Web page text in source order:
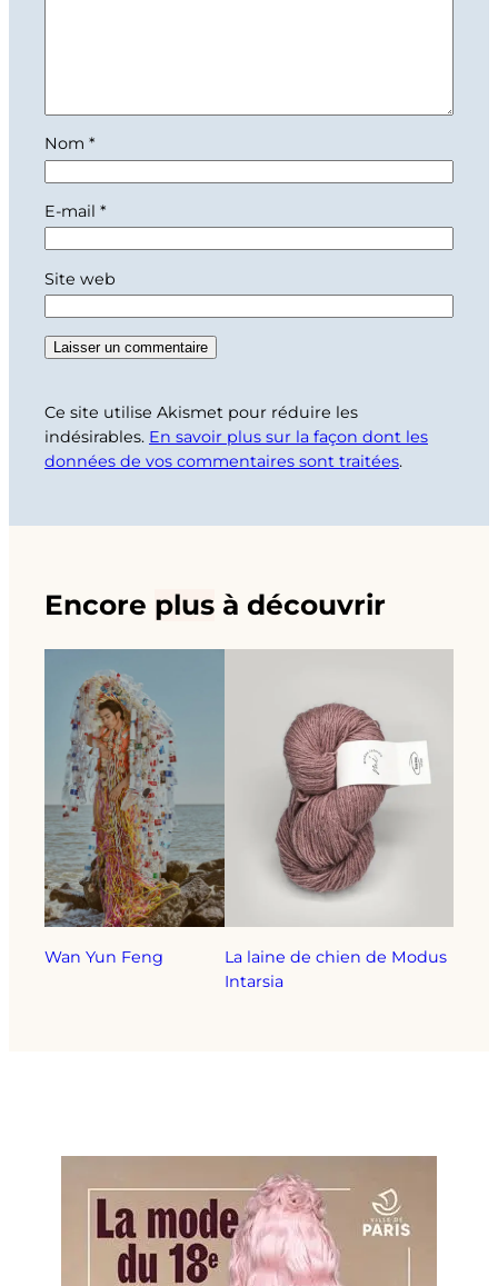
Nom *
E-mail *
Site web
Ce site utilise Akismet pour réduire les
indésirables. En savoir plus sur la façon dont les
données de vos commentaires sont traitées.
Encore plus à découvrir
Wan Yun Feng
La laine de chien de Modus
Intarsia